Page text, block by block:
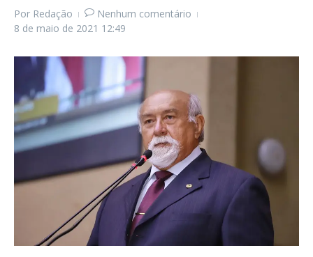
Por Redação
Nenhum comentário
8 de maio de 2021 12:49